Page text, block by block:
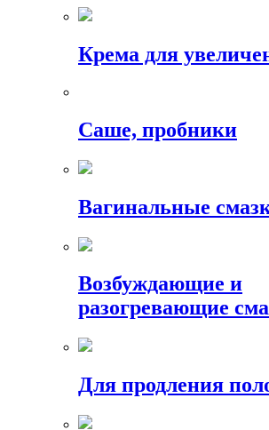
Крема для
Саше, пробники
Вагинальные
Возбуждающие и
разогревающие
Для продления